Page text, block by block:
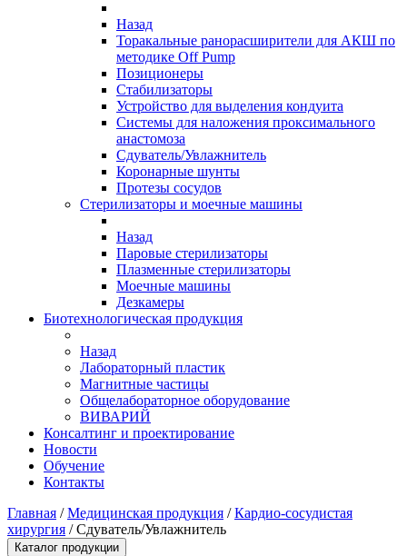
Назад
Торакальные ранорасширители для АКШ по
методике Off Pump
Позиционеры
Стабилизаторы
Устройство для выделения кондуита
Системы для наложения проксимального
анастомоза
Сдуватель/Увлажнитель
Коронарные шунты
Протезы сосудов
Стерилизаторы и моечные машины
Назад
Паровые стерилизаторы
Плазменные стерилизаторы
Моечные машины
Дезкамеры
Биотехнологическая продукция
Назад
Лабораторный пластик
Магнитные частицы
Общелабораторное оборудование
ВИВАРИЙ
Консалтинг и проектирование
Новости
Обучение
Контакты
Главная /Медицинская продукция /Кардио-сосудистая
хирургия /Сдуватель/Увлажнитель
Каталог продукции